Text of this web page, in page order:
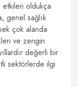
etkileri oldukça
genel sağlık
çok alanda
ve zengin
değerli bir
sektörlerde ilgi